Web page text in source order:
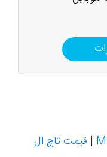
| قیمت تاچ ال